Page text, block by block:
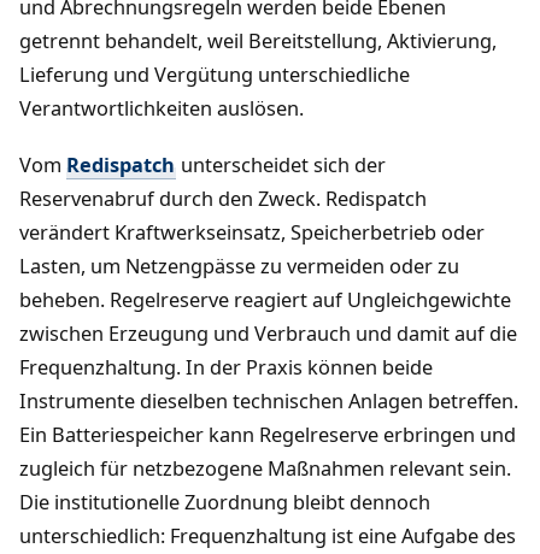
und Abrechnungsregeln werden beide Ebenen
getrennt behandelt, weil Bereitstellung, Aktivierung,
Lieferung und Vergütung unterschiedliche
Verantwortlichkeiten auslösen.
Vom Redispatch unterscheidet sich der
Reservenabruf durch den Zweck. Redispatch
verändert Kraftwerkseinsatz, Speicherbetrieb oder
Lasten, um Netzengpässe zu vermeiden oder zu
beheben. Regelreserve reagiert auf Ungleichgewichte
zwischen Erzeugung und Verbrauch und damit auf die
Frequenzhaltung. In der Praxis können beide
Instrumente dieselben technischen Anlagen betreffen.
Ein Batteriespeicher kann Regelreserve erbringen und
zugleich für netzbezogene Maßnahmen relevant sein.
Die institutionelle Zuordnung bleibt dennoch
unterschiedlich: Frequenzhaltung ist eine Aufgabe des